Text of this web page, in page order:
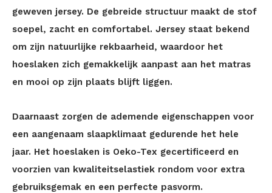
geweven jersey. De gebreide structuur maakt de stof
soepel, zacht en comfortabel. Jersey staat bekend
om zijn natuurlijke rekbaarheid, waardoor het
hoeslaken zich gemakkelijk aanpast aan het matras
en mooi op zijn plaats blijft liggen.
Daarnaast zorgen de ademende eigenschappen voor
een aangenaam slaapklimaat gedurende het hele
jaar. Het hoeslaken is Oeko-Tex gecertificeerd en
voorzien van kwaliteitselastiek rondom voor extra
gebruiksgemak en een perfecte pasvorm.